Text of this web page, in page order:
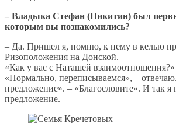
– Владыка Стефан (Никитин) был
которым вы познакомились?
– Да. Пришел я, помню, к нему в келью
Ризоположения на Донской.
«Как у вас с Наташей
«Нормально, переписываемся», –
предложение». – «Благословите». И так я
предложение.